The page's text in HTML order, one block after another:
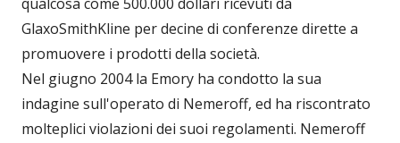
GlaxoSmithKline per decine di conferenze dirette a
promuovere i prodotti della società.
Nel giugno 2004 la Emory ha condotto la sua
indagine sull'operato di Nemeroff, ed ha riscontrato
molteplici violazioni dei suoi regolamenti. Nemeroff